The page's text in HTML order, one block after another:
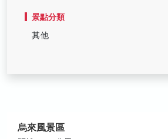
景點分類
其他
烏來風景區